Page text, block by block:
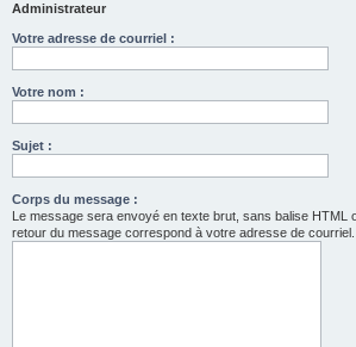
Administrateur
Votre adresse de courriel :
Votre nom :
Sujet :
Corps du message :
Le message sera envoyé en texte brut, sans balise HTML
retour du message correspond à votre adresse de courriel.